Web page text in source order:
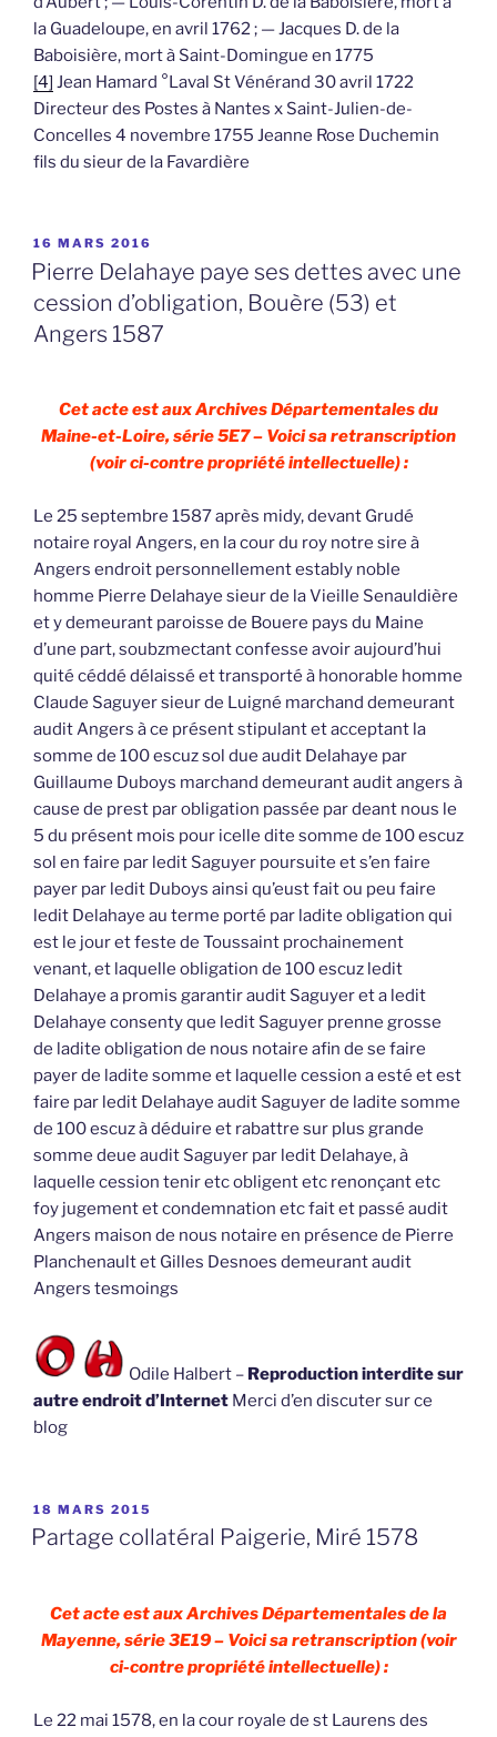
la Guadeloupe, en avril 1762 ; — Jacques D. de la
Baboisière, mort à Saint-Domingue en 1775
[4] Jean Hamard °Laval St Vénérand 30 avril 1722
Directeur des Postes à Nantes x Saint-Julien-de-
Concelles 4 novembre 1755 Jeanne Rose Duchemin
fils du sieur de la Favardière
PUBLIÉ
LE
16 MARS 2016
Pierre Delahaye paye ses dettes avec une
cession d’obligation, Bouère (53) et
Angers 1587
Cet acte est aux Archives Départementales du
Maine-et-Loire, série 5E7 – Voici sa retranscription
(voir ci-contre propriété intellectuelle) :
Le 25 septembre 1587 après midy, devant Grudé
notaire royal Angers, en la cour du roy notre sire à
Angers endroit personnellement estably noble
homme Pierre Delahaye sieur de la Vieille Senauldière
et y demeurant paroisse de Bouere pays du Maine
d’une part, soubzmectant confesse avoir aujourd’hui
quité céddé délaissé et transporté à honorable homme
Claude Saguyer sieur de Luigné marchand demeurant
audit Angers à ce présent stipulant et acceptant la
somme de 100 escuz sol due audit Delahaye par
Guillaume Duboys marchand demeurant audit angers à
cause de prest par obligation passée par deant nous le
5 du présent mois pour icelle dite somme de 100 escuz
sol en faire par ledit Saguyer poursuite et s’en faire
payer par ledit Duboys ainsi qu’eust fait ou peu faire
ledit Delahaye au terme porté par ladite obligation qui
est le jour et feste de Toussaint prochainement
venant, et laquelle obligation de 100 escuz ledit
Delahaye a promis garantir audit Saguyer et a ledit
Delahaye consenty que ledit Saguyer prenne grosse
de ladite obligation de nous notaire afin de se faire
payer de ladite somme et laquelle cession a esté et est
faire par ledit Delahaye audit Saguyer de ladite somme
de 100 escuz à déduire et rabattre sur plus grande
somme deue audit Saguyer par ledit Delahaye, à
laquelle cession tenir etc obligent etc renonçant etc
foy jugement et condemnation etc fait et passé audit
Angers maison de nous notaire en présence de Pierre
Planchenault et Gilles Desnoes demeurant audit
Angers tesmoings
Odile Halbert – Reproduction interdite sur
autre endroit d’Internet Merci d’en discuter sur ce
blog
PUBLIÉ
LE
18 MARS 2015
Partage collatéral Paigerie, Miré 1578
Cet acte est aux Archives Départementales de la
Mayenne, série 3E19 – Voici sa retranscription (voir
ci-contre propriété intellectuelle) :
Le 22 mai 1578, en la cour royale de st Laurens des